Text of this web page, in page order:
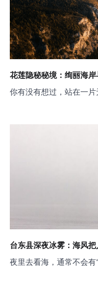
花莲隐秘秘境：绚丽海
你有没有想过，站在一
台东县深夜冰雾：海风
夜里去看海，通常不会